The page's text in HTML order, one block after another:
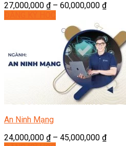
27,000,000 ₫– 60,000,000 ₫
An Ninh Mạng
24,000,000 ₫– 45,000,000 ₫